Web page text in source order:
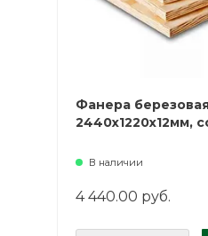
Фанера
2440х1220х12мм,
В наличии
4 440.00 руб.